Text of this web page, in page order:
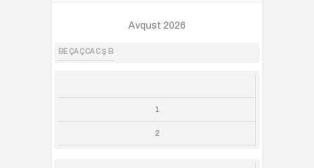
Avqust 2026
BE ÇA Ç CA C Ş B
1
2